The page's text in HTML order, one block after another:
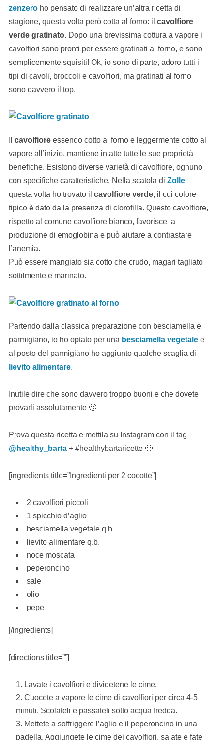
zenzeroho pensato di realizzare un’altra ricetta di
stagione, questa volta però cotta al forno: il cavolfiore
verde gratinato. Dopo una brevissima cottura a vapore i
cavolfiori sono pronti per essere gratinati al forno, e sono
semplicemente squisiti! Ok, io sono di parte, adoro tutti i
tipi di cavoli, broccoli e cavolfiori, ma gratinati al forno
sono davvero il top.
cavolfioreessendo cotto al forno e leggermente cotto al
vapore all’inizio, mantiene intatte tutte le sue proprietà
benefiche. Esistono diverse varietà di cavolfiore, ognuno
con specifiche caratteristiche. Nella scatola di Zolle
questa volta ho trovato il cavolfiore verde, il cui colore
tipico è dato dalla presenza di clorofilla. Questo cavolfiore,
rispetto al comune cavolfiore bianco, favorisce la
produzione di emoglobina e può aiutare a contrastare
l’anemia.
Può essere mangiato sia cotto che crudo, magari tagliato
sottilmente e marinato.
Partendo dalla classica preparazione con besciamella e
parmigiano, io ho optato per una besciamella vegetalee
al posto del parmigiano ho aggiunto qualche scaglia di
lievito alimentare.
Inutile dire che sono davvero troppo buoni e che dovete
provarli assolutamente 🙂
Prova questa ricetta e mettila su Instagram con il tag
@healthy_barta+ #healthybartaricette 🙂
[ingredients title=”Ingredienti per 2 cocotte”]
2 cavolfiori piccoli
1 spicchio d’aglio
besciamella vegetale q.b.
lievito alimentare q.b.
noce moscata
peperoncino
sale
olio
pepe
[/ingredients]
[directions title=””]
Lavate i cavolfiori e dividetene le cime.
Cuocete a vapore le cime di cavolfiori per circa 4-5
minuti. Scolateli e passateli sotto acqua fredda.
Mettete a soffriggere l’aglio e il peperoncino in una
padella. Aggiungete le cime dei cavolfiori, salate e fate